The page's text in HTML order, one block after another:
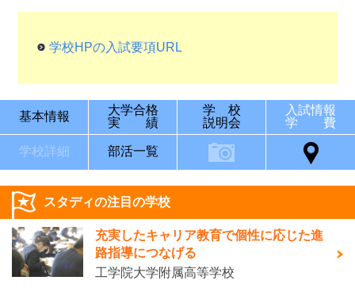
学校HPの入試要項URL
基本情報
大学合格
実 績
学 校
説明会
入試情報
学 費
学校詳細 部活一覧
スタディの注目の学校
充実したキャリア教育で個性に応じた進
路指導につなげる
工学院大学附属高等学校